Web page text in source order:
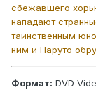
сбежавшего
нападают
таинственным
ним и Наруто
Формат: DVD